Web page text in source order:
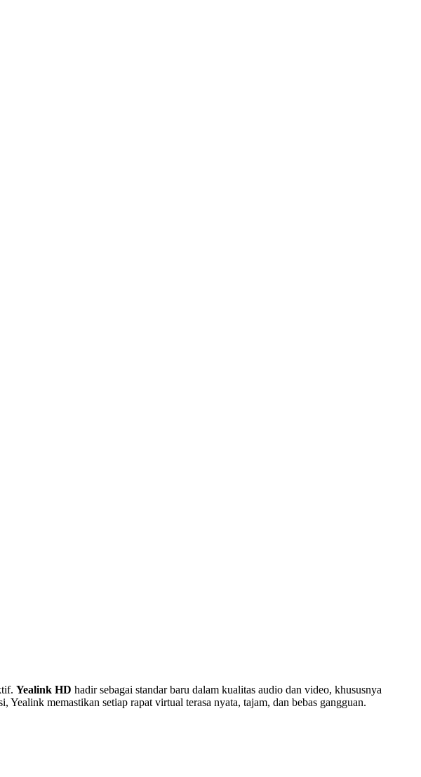
Yealink HD hadir sebagai standar baru dalam kualitas audio dan video, khususnya
Yealink memastikan setiap rapat virtual terasa nyata, tajam, dan bebas gangguan.